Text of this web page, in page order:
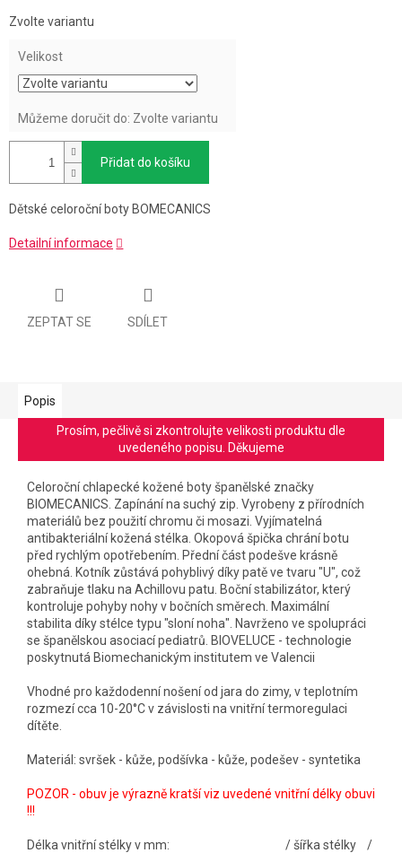
cena:
Zvolte variantu
Velikost
Můžeme doručit do: Zvolte variantu
Přidat do košíku
Dětské celoroční boty BOMECANICS
Detailní informace
ZEPTAT SE SDÍLET
Popis
Prosím, pečlivě si zkontrolujte velikosti produktu dle
uvedeného popisu. Děkujeme
Celoroční chlapecké kožené boty španělské značky
BIOMECANICS. Zapínání na suchý zip. Vyrobeny z přírodních
materiálů bez použití chromu či mosazi. Vyjímatelná
antibakteriální kožená stélka. Okopová špička chrání botu
před rychlým opotřebením. Přední část podešve krásně
ohebná. Kotník zůstává pohyblivý díky patě ve tvaru "U", což
zabraňuje tlaku na Achillovu patu. Boční stabilizátor, který
kontroluje pohyby nohy v bočních směrech. Maximální
stabilita díky stélce typu "sloní noha". Navrženo ve spolupráci
se španělskou asociací pediatrů. BIOVELUCE - technologie
poskytnutá Biomechanickým institutem ve Valencii
Vhodné pro každodenní nošení od jara do zimy, v teplotním
rozmezí cca 10-20°C v závislosti na vnitřní termoregulaci
dítěte.
Materiál: svršek - kůže, podšívka - kůže, podešev - syntetika
POZOR - obuv je výrazně kratší viz uvedené vnitřní délky obuvi
!!!
Délka vnitřní stélky v mm: / šířka stélky /